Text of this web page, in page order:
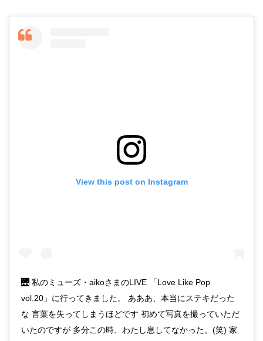
View this post on Instagram
🌉 私のミューズ・aikoさまのLIVE 「Love Like Pop
vol.20」に行ってきました。 あああ、本当にステキだった
な 言葉を失ってしまうほどです 初めて写真を撮っていただ
いたのですが 多分この時、わたし息してなかった。(笑) 家